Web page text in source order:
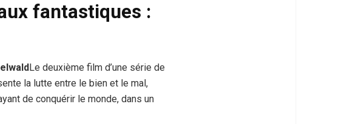
fantastiques :
Le deuxième film d’une série de
la lutte entre le bien et le mal,
de conquérir le monde, dans un